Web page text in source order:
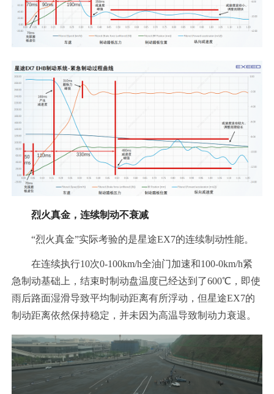
烈火真金，连续制动不衰减
“烈火真金”实际考验的是星途EX7的连续制动性能。
在连续执行10次0-100km/h全油门加速和100-0km/h紧
急制动基础上，结束时制动盘温度已经达到了600℃，即使
雨后路面湿滑导致平均制动距离有所浮动，但星途EX7的
制动距离依然保持稳定，并未因为高温导致制动力衰退。